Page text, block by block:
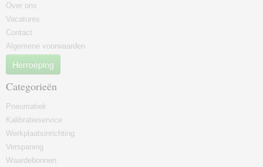
Over ons
Vacatures
Contact
Algemene voorwaarden
Herroeping
Categorieën
Pneumatiek
Kalibratieservice
Werkplaatsinrichting
Verspaning
Waardebonnen